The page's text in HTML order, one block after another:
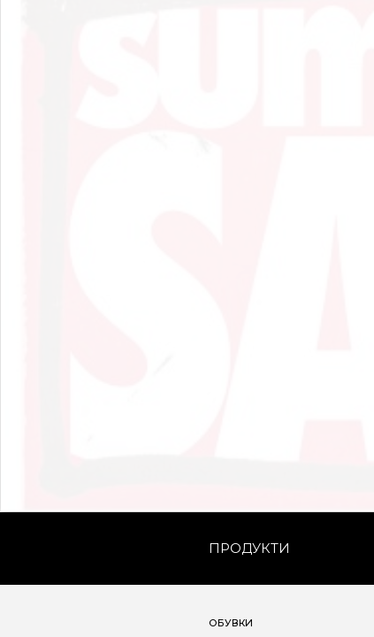
ПРОДУКТИ
ОБУВКИ